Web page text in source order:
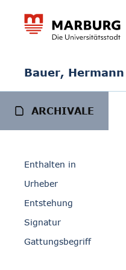
Bauer, Hermann
ARCHIVALE
Enthalten in
Urheber
Entstehung
Signatur
Gattungsbegriff